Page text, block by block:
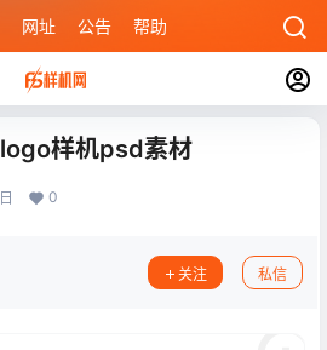
网址 公告 帮助
样机psd素材
0
关注 私信